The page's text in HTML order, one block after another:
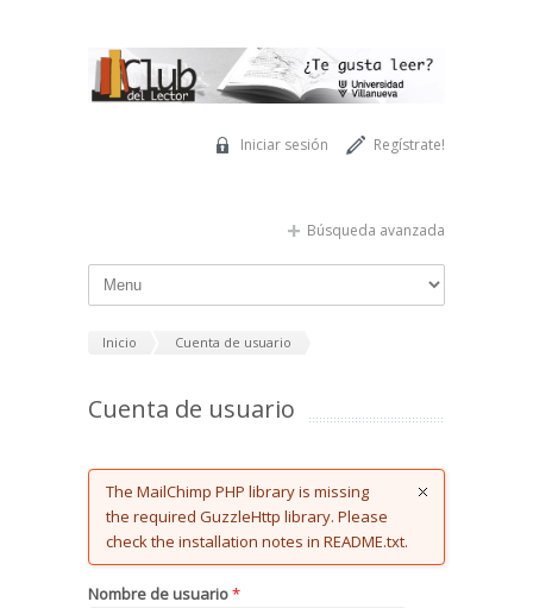
Regístrate!
Iniciar sesión
Búsqueda avanzada
Inicio Cuenta de usuario
Cuenta de usuario
Error message
The MailChimp PHP library is missing
the required GuzzleHttp library. Please
check the installation notes in README.txt.
Nombre de usuario*